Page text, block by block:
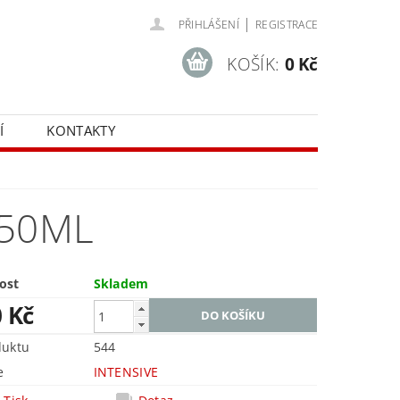
PŘIHLÁŠENÍ | REGISTRACE
KOŠÍK: 0 Kč
KONTAKTY
Skladem
Kč
544
INTENSIVE